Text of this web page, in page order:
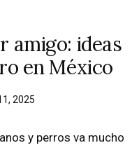
amigo: ideas
en México
2025
y perros va mucho